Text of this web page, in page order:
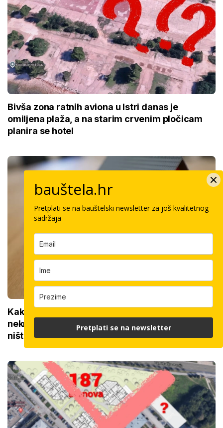
Bivša zona ratnih aviona u Istri danas je
omiljena plaža, a na starim crvenim pločicam
planira se hotel
Kako do povrata poreza za kupnju prve
nekretnine: Morate znati ovih 5 stvari, bez njih
ništa
bauštela.hr
Pretplati se na bauštelski newsletter za još kvalitetnog
sadržaja
Pretplati se na newsletter